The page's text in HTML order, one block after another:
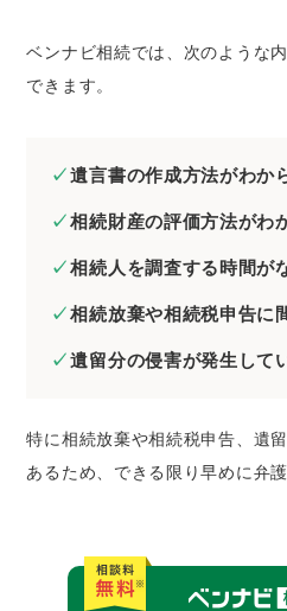
ベンナビ相続では、次のような
できます。
遺言書の作成方法がわか
相続財産の評価方法がわ
相続人を調査する時間が
相続放棄や相続税申告に
遺留分の侵害が発生し
特に相続放棄や相続税申告、遺
あるため、できる限り早めに弁